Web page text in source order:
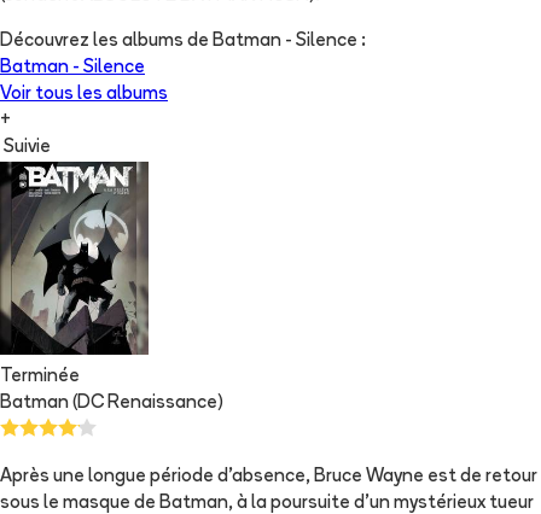
Découvrez les albums de Batman - Silence :
Batman - Silence
Voir tous les albums
+
Suivie
Terminée
Batman (DC Renaissance)
Après une longue période d’absence, Bruce Wayne est de retour
sous le masque de Batman, à la poursuite d’un mystérieux tueur